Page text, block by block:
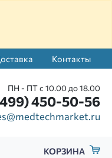
Контакты
ПН - ПТ с 10.00 до 18.00
450-50-56
КОРЗИНА